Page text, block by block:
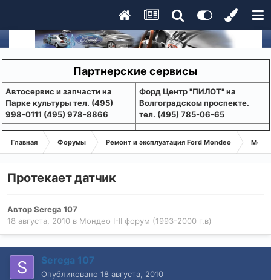
Партнерские сервисы
Aвтосервис и запчасти на
Парке культуры тел. (495)
998-0111 (495) 978-8866
Форд Центр "ПИЛОТ" на
Волгоградском проспекте.
тел. (495) 785-06-65
Главная Форумы Ремонт и эксплуатация Ford Mondeo
Протекает датчик
АвторSerega 107
18 августа, 2010 в Мондео I-II форум (1993-2000 г.в)
Serega 107
Опубликовано 18 августа, 2010